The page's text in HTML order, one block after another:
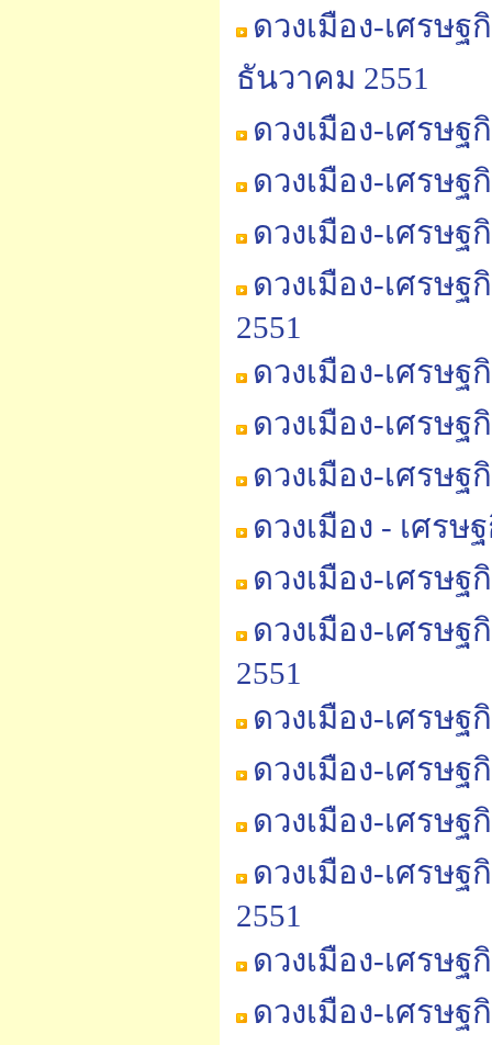
ดวงเมือง-เศรษ
ธันวาคม 2551
ดวงเมือง-เศรษ
ดวงเมือง-เศรษ
ดวงเมือง-เศรษ
ดวงเมือง-เศรษ
2551
ดวงเมือง-เศรษ
ดวงเมือง-เศรษ
ดวงเมือง-เศรษ
ดวงเมือง - เศร
ดวงเมือง-เศรษ
ดวงเมือง-เศรษ
2551
ดวงเมือง-เศรษ
ดวงเมือง-เศรษ
ดวงเมือง-เศรษ
ดวงเมือง-เศรษ
2551
ดวงเมือง-เศรษ
ดวงเมือง-เศรษ